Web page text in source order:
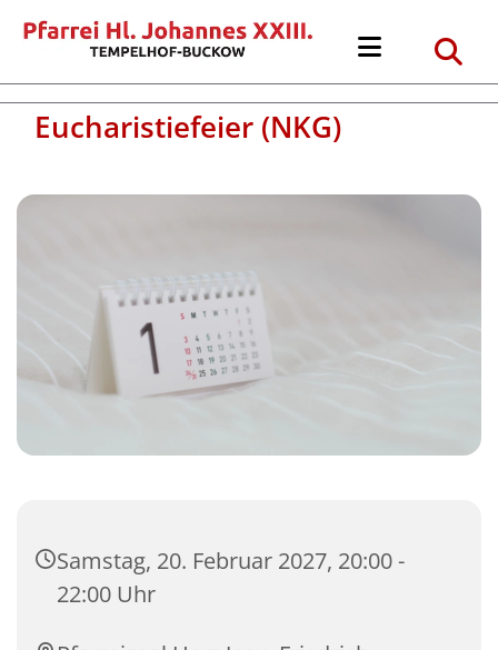
Eucharistiefeier (NKG)
Samstag, 20. Februar 2027, 20:00 -
22:00 Uhr